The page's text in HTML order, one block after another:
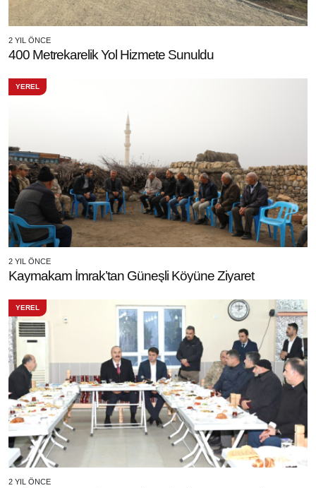
2 YIL ÖNCE
400 Metrekarelik Yol Hizmete Sunuldu
YEREL
2 YIL ÖNCE
Kaymakam İmrak’tan Güneşli Köyüne Ziyaret
YEREL
2 YIL ÖNCE